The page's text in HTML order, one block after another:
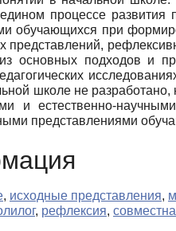
процессе
обучающихся при
основных подходов и
школе не
и естественно-
представлениями
, исходные представления,
, рефлексия,